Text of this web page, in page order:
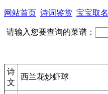
网站首页 诗词鉴赏 宝宝取名
请输入您要查询的菜谱：
诗
文
西兰花炒虾球